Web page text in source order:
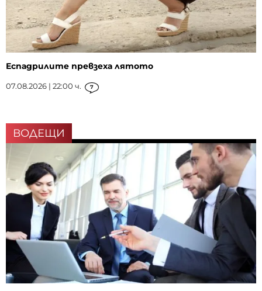
Еспадрилите превзеха лятото
07.08.2026 | 22:00 ч. 7
ВОДЕЩИ